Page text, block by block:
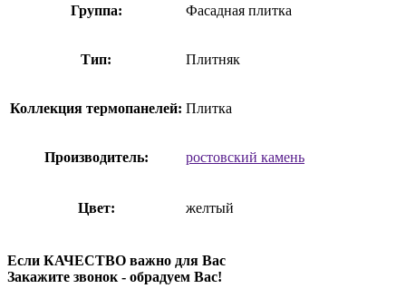
Группа: Фасадная плитка
Тип: Плитняк
Коллекция термопанелей: Плитка
Производитель: ростовский камень
Цвет: желтый
Если КАЧЕСТВО важно для Вас
Закажите звонок - обрадуем Вас!